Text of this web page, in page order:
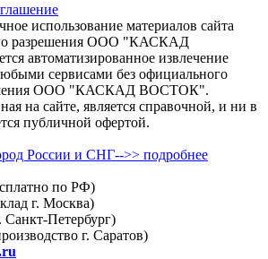
использование материалов сайта
разрешения ООО "КАСКАД
автоматизированное извлечение
сервисами без официального
ООО "КАСКАД ВОСТОК".
на сайте, является справочной, и ни в
публичной офертой.
России и СНГ-->> подробнее
по РФ)
г. Москва)
Санкт-Петербург)
г. Саратов)